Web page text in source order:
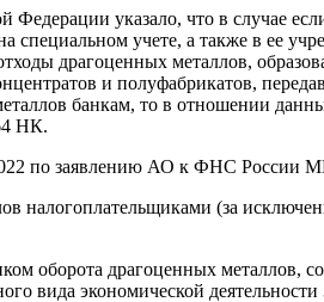
указало, что в случае
учете, а также в ее
драгоценных металлов,
и полуфабрикатов,
банкам, то в отношении
НК.
по заявлению АО к ФНС России
налогоплательщиками (за
оборота драгоценных металлов,
вида экономической